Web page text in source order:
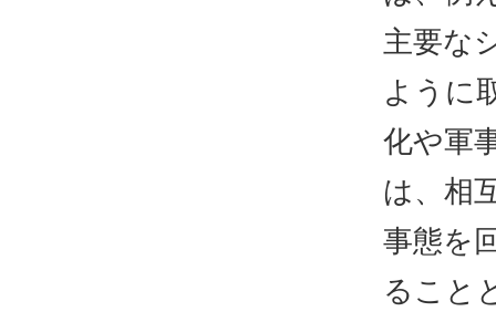
主要な
ように
化や軍
は、相
事態を
ること